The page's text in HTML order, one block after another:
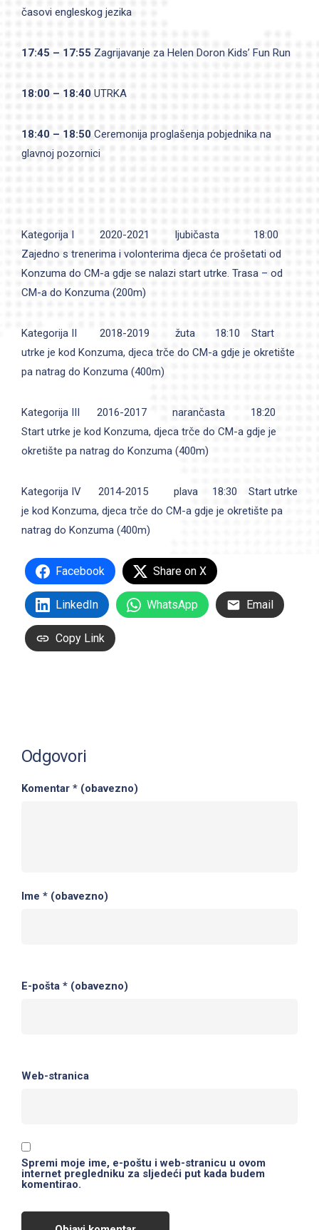
časovi engleskog jezika
17:45 – 17:55 Zagrijavanje za Helen Doron Kids’ Fun Run
18:00 – 18:40 UTRKA
18:40 – 18:50 Ceremonija proglašenja pobjednika na
glavnoj pozornici
Kategorija I 2020-2021 ljubičasta 18:00
Zajedno s trenerima i volonterima djeca će prošetati od
Konzuma do CM-a gdje se nalazi start utrke. Trasa – od
CM-a do Konzuma (200m)
Kategorija II 2018-2019 žuta 18:10 Start
utrke je kod Konzuma, djeca trče do CM-a gdje je okretište
pa natrag do Konzuma (400m)
Kategorija III 2016-2017 narančasta 18:20
Start utrke je kod Konzuma, djeca trče do CM-a gdje je
okretište pa natrag do Konzuma (400m)
Kategorija IV 2014-2015 plava 18:30 Start utrke
je kod Konzuma, djeca trče do CM-a gdje je okretište pa
natrag do Konzuma (400m)
Facebook Share on X
LinkedIn WhatsApp Email
Copy Link
Odgovori
Komentar * (obavezno)
Ime * (obavezno)
E-pošta * (obavezno)
Web-stranica
Spremi moje ime, e-poštu i web-stranicu u ovom
internet pregledniku za sljedeći put kada budem
komentirao.